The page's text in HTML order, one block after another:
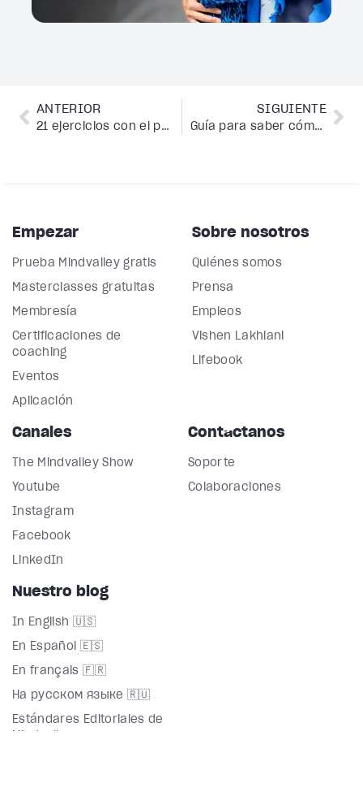
ANTERIOR
21 ejercicios con el peso corporal seleccionados por el experto en fitness Ronan Diego que puedes hacer en cualquier lugar
SIGUIENTE
Guía para saber cómo tener una relación sana y saludable
Empezar
Prueba Mindvalley gratis
Masterclasses gratuitas
Membresía
Certificaciones de
coaching
Eventos
Aplicación
Sobre nosotros
Quiénes somos
Prensa
Empleos
Vishen Lakhiani
Lifebook
Canales
The Mindvalley Show
Youtube
Instagram
Facebook
LinkedIn
Contáctanos
Soporte
Colaboraciones
Nuestro blog
In English 🇺🇸
En Español 🇪🇸
En français 🇫🇷
На русском языке 🇷🇺
Estándares Editoriales de
Mindvalley